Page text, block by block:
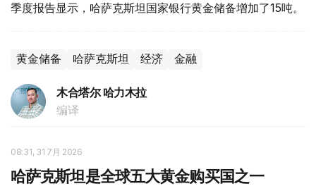
季度报告显示，哈萨克斯坦国家银行黄金储备增加了15吨。
黄金储备 哈萨克斯坦 经济 金融
木合塔尔 哈力木拉
编译
08:31, 31 7月 2026
哈萨克斯坦是全球五大黄金购买国之一